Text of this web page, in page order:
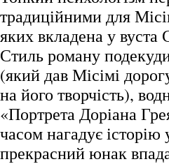
традиційними для
яких вкладена у вуста
Стиль роману
(який дав Місімі
на його творчість),
«Портрета Доріана
часом нагадує
прекрасний юнак